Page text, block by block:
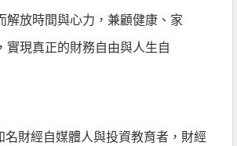
解放時間與心力，兼顧健康、家
實現真正的財務自由與人生自
名財經自媒體人與投資教育者，財經